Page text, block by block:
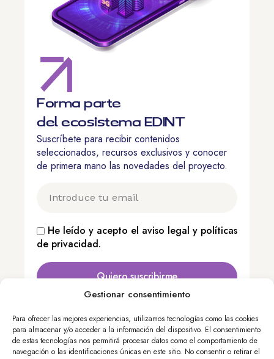
Gestionar consentimiento
Para ofrecer las mejores experiencias, utilizamos tecnologías como las cookies
para almacenar y/o acceder a la información del dispositivo. El consentimiento
de estas tecnologías nos permitirá procesar datos como el comportamiento de
navegación o las identificaciones únicas en este sitio. No consentir o retirar el
Forma parte
del ecosistema EDINT
Suscríbete para recibir contenidos
seleccionados, recursos exclusivos y conocer
de primera mano las novedades del proyecto.
He leído y acepto el aviso legal y políticas
de privacidad.
Quiero suscribirme
Calle Nuncio, 8 – 28005 Madrid, España
+34 913 643 700
edint@femp.es